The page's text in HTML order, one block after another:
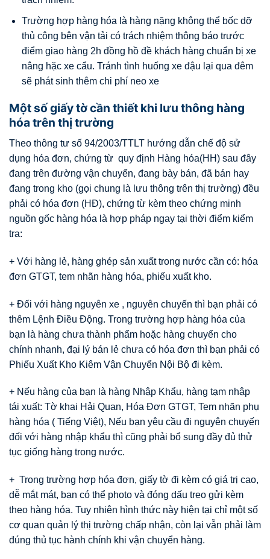
Trường hợp hàng hóa là hàng nặng không thể bốc dỡ
thủ công bên vận tải có trách nhiệm thông báo trước
điểm giao hàng 2h đồng hồ đề khách hàng chuẩn bị xe
nâng hặc xe cẩu. Tránh tình huống xe đậu lại qua đêm
sẽ phát sinh thêm chi phí neo xe
Một số giấy tờ cần thiết khi lưu thông hàng
hóa trên thị trường
Theo thông tư số 94/2003/TTLT hướng dẫn chế độ sử
dụng hóa đơn, chứng từ quy định Hàng hóa(HH) sau đây
đang trên đường vận chuyển, đang bày bán, đã bán hay
đang trong kho (gọi chung là lưu thông trên thị trường) đều
phải có hóa đơn (HĐ), chứng từ kèm theo chứng minh
nguồn gốc hàng hóa là hợp pháp ngay tại thời điểm kiểm
tra:
+ Với hàng lẻ, hàng ghép sản xuất trong nước cần có: hóa
đơn GTGT, tem nhãn hàng hóa, phiếu xuất kho.
+ Đối với hàng nguyên xe , nguyên chuyến thì bạn phải có
thêm Lệnh Điều Động. Trong trường hợp hàng hóa của
bạn là hàng chưa thành phẩm hoặc hàng chuyển cho
chính nhanh, đại lý bán lẻ chưa có hóa đơn thì bạn phải có
Phiếu Xuất Kho Kiêm Vận Chuyển Nội Bộ đi kèm.
+ Nếu hàng của bạn là hàng Nhập Khẩu, hàng tạm nhập
tái xuất: Tờ khai Hải Quan, Hóa Đơn GTGT, Tem nhãn phụ
hàng hóa ( Tiếng Việt), Nếu bạn yêu cầu đi nguyên chuyến
đối với hàng nhập khẩu thì cũng phải bổ sung đầy đủ thử
tục giống hàng trong nước.
+ Trong trường hợp hóa đơn, giấy tờ đi kèm có giá trị cao,
dễ mắt mát, bạn có thể photo và đóng dấu treo gửi kèm
theo hàng hóa. Tuy nhiên hình thức này hiện tại chỉ một số
cơ quan quản lý thị trường chấp nhận, còn lại vẫn phải làm
đúng thủ tục hành chính khi vận chuyển hàng.